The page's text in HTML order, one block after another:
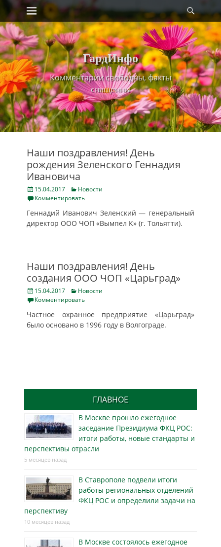
Skip
content
Primary Menu
ГардИнфо
Комментарии свободны, факты
священны
Наши поздравления! День
рождения Зеленского Геннадия
Ивановича
Posted
on
15.04.2017 Categories
Новости
Комментировать
Геннадий Иванович Зеленский — генеральный
директор ООО ЧОП «Вымпел К» (г. Тольятти).
Наши поздравления! День
создания ООО ЧОП «Царьград»
Posted
on
15.04.2017 Categories
Новости
Комментировать
Частное охранное предприятие «Царьград»
было основано в 1996 году в Волгограде.
ГЛАВНОЕ
В Москве прошло ежегодное
заседание Президиума ФКЦ РОС:
итоги работы, новые стандарты и
перспективы отрасли
5 месяцев назад
В Ставрополе подвели итоги
работы региональных отделений
ФКЦ РОС и определили задачи на
перспективу
10 месяцев назад
В Москве состоялось ежегодное